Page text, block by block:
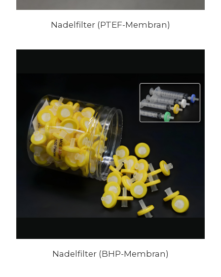
Nadelfilter (PTEF-Membran)
Nadelfilter (BHP-Membran)